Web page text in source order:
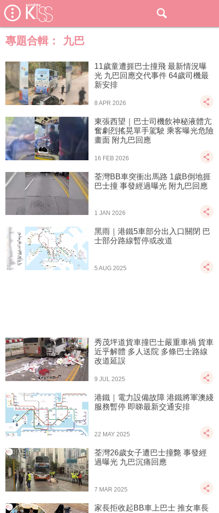
專題合輯： 九巴
11歲童遭捱巴士撞飛 最新情況曝
光 九巴回應交代事件 64歲司機最
新安排
8 APR 2026
東張西望｜巴士司機飲神秘液體亢
奮劇烈搖晃單手駕駛 乘客曝光危險
畫面 附九巴回應
16 FEB 2026
荃灣BB車突衝出馬路 1歲B倒地捱
巴士撞 事發經過曝光 附九巴回應
1 JAN 2026
黑雨｜港鐵5車部分出入口關閉 巴
士部分路線暫停或改道
5 AUG 2025
秀茂坪道貨車撞巴士嚴重車禍 貨車
近乎解體 多人送院 多條巴士路線
改道延誤
9 JUL 2025
港鐵｜電力設備故障 港鐵將軍澳綫
服務暫停 即睇最新交通安排
22 MAY 2025
荃灣26歲女子遭巴士撞斃 事發經
過曝光 九巴沉痛回應
7 MAR 2025
家長拒收起BB車上巴士 推女車長